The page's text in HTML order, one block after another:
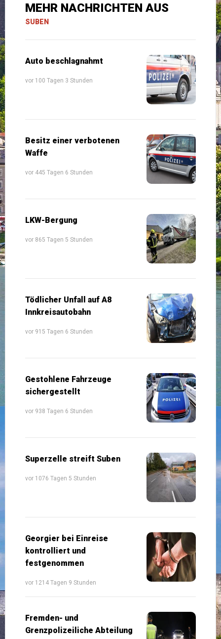
MEHR NACHRICHTEN AUS
SUBEN
Auto beschlagnahmt
vor 100 Tagen 3 Stunden
Besitz einer verbotenen
Waffe
vor 445 Tagen 6 Stunden
LKW-Bergung
vor 865 Tagen 5 Stunden
Tödlicher Unfall auf A8
Innkreisautobahn
vor 915 Tagen 6 Stunden
Gestohlene Fahrzeuge
sichergestellt
vor 938 Tagen 6 Stunden
Superzelle streift Suben
vor 1076 Tagen 5 Stunden
Georgier bei Einreise
kontrolliert und
festgenommen
vor 1214 Tagen 9 Stunden
Fremden- und
Grenzpolizeiliche Abteilung